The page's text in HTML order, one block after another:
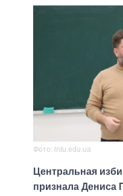
Фото: lntu.edu.ua
Центральная
признала Дениса